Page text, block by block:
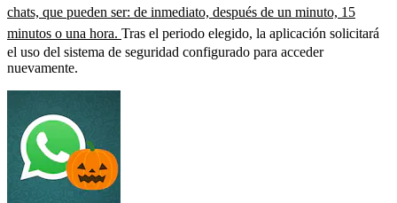
chats, que pueden ser: de inmediato, después de un minuto, 15
minutos o una hora. Tras el periodo elegido, la aplicación solicitará
el uso del sistema de seguridad configurado para acceder
nuevamente.